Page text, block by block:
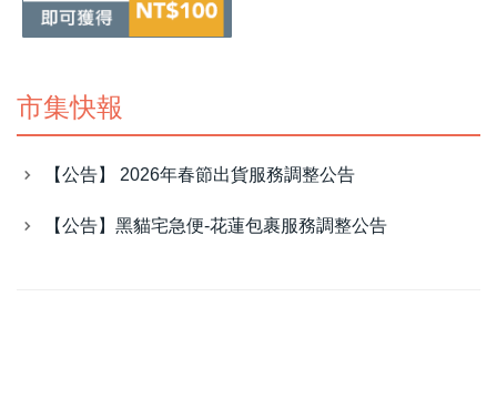
市集快報
【公告】 2026年春節出貨服務調整公告
【公告】黑貓宅急便-花蓮包裹服務調整公告